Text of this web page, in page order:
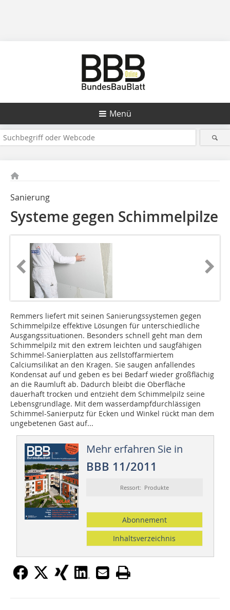
Menü
Sanierung
Systeme gegen Schimmelpilze
Remmers liefert mit seinen Sanierungssystemen gegen
Schimmelpilze effektive Lösungen für unterschiedliche
Ausgangssituationen. Besonders schnell geht man dem
Schimmelpilz mit den extrem leichten und saugfähigen
Schimmel-Sa­­nierplatten aus zellstoffarmiertem
Calciumsilikat an den Kragen. Sie saugen anfallendes
Kondensat auf und geben es bei Bedarf wieder großflächig
an die Raumluft ab. Dadurch bleibt die Oberfläche
dauerhaft trocken und entzieht dem Schimmelpilz seine
Lebensgrundlage. Mit dem wasserdampfdurchlässigen
Schimmel-Sanierputz für Ecken und Winkel rückt man dem
ungebetenen Gast auf...
Mehr erfahren Sie in
BBB 11/2011
Ressort: Produkte
Abonnement
Inhaltsverzeichnis